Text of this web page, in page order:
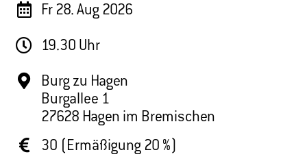
Fr 28. Aug 2026
19.30 Uhr
Burg zu Hagen
Burgallee 1
27628 Hagen im Bremischen
30 (Ermäßigung 20 %)